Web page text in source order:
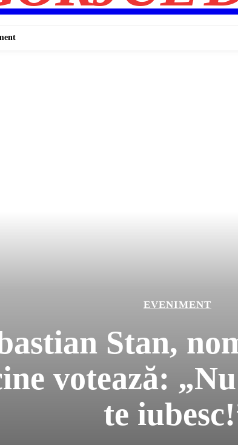
EVENIMENT
Stan,
votează:
te